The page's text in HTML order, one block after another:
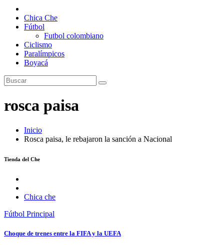
Chica Che
Fútbol
Futbol colombiano
Ciclismo
Paralímpicos
Boyacá
rosca paisa
Inicio
Rosca paisa, le rebajaron la sanción a Nacional
Tienda del Che
Chica che
Fútbol Principal
Choque de trenes entre la FIFA y la UEFA